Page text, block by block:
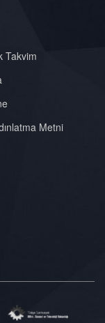
Takvim
Metni